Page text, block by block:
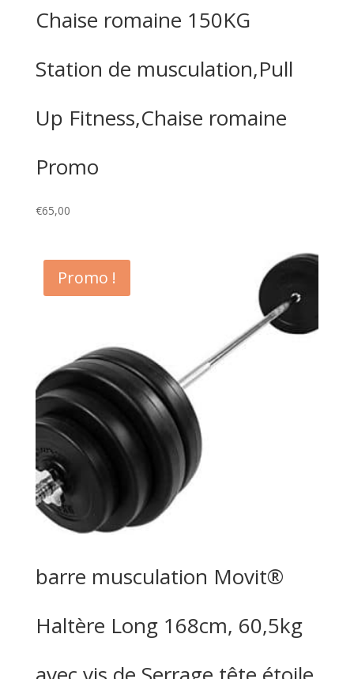
Chaise romaine 150KG
Station de musculation,Pull
Up Fitness,Chaise romaine
Promo
€65,00
Promo !
barre musculation Movit®
Haltère Long 168cm, 60,5kg